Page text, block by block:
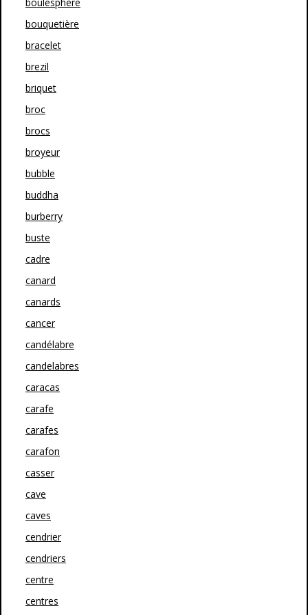
bouquetière
bracelet
brezil
briquet
broc
brocs
broyeur
bubble
buddha
burberry
buste
cadre
canard
canards
cancer
candélabre
candelabres
caracas
carafe
carafes
carafon
casser
cave
caves
cendrier
cendriers
centre
centres